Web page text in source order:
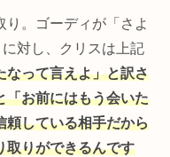
り。ゴーディが「さよ
対し、クリスは上記
なって言えよ」と訳さ
「お前にはもう会いた
頼している相手だから
取りができるんです